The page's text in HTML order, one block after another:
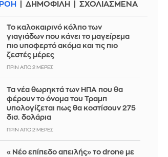
ΡΟΗ ΔΗΜΟΦΙΛΗ ΣΧΟΛΙΑΣΜΕΝΑ
Το καλοκαιρινό κόλπο των
γιαγιάδων που κάνει το μαγείρεμα
πιο υποφερτό ακόμα και τις πιο
ζεστές μέρες
ΠΡΙΝ ΑΠΌ 2 ΜΈΡΕΣ
Τα νέα θωρηκτά των ΗΠΑ που θα
φέρουν το όνομα του Τραμπ
υπολογίζεται πως θα κοστίσουν 275
δισ. δολάρια
ΠΡΙΝ ΑΠΌ 2 ΜΈΡΕΣ
«Νέο επίπεδο απειλής» το drone με